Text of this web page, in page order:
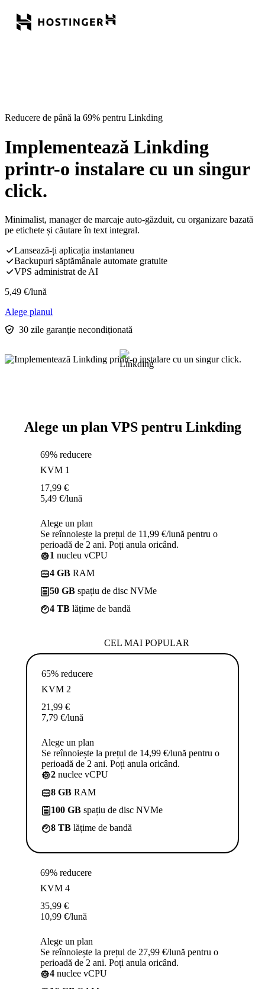
Reducere de până la 69% pentru Linkding
Implementează Linkding
printr-o instalare cu un singur
click.
Minimalist, manager de marcaje auto-găzduit, cu organizare bazată
pe etichete și căutare în text integral.
Lansează-ți aplicația instantaneu
Backupuri săptămânale automate gratuite
VPS administrat de AI
5,49 €/lună
Alege planul
30 zile garanție necondiționată
Alege un plan VPS pentru Linkding
69% reducere
KVM 1
17,99 €
5,49 €/lună
Alege un plan
Se reînnoiește la prețul de 11,99 €/lună pentru o
perioadă de 2 ani. Poți anula oricând.
1 nucleu vCPU
4 GB RAM
50 GB spațiu de disc NVMe
4 TB lățime de bandă
CEL MAI POPULAR
65% reducere
KVM 2
21,99 €
7,79 €/lună
Alege un plan
Se reînnoiește la prețul de 14,99 €/lună pentru o
perioadă de 2 ani. Poți anula oricând.
2 nuclee vCPU
8 GB RAM
100 GB spațiu de disc NVMe
8 TB lățime de bandă
69% reducere
KVM 4
35,99 €
10,99 €/lună
Alege un plan
Se reînnoiește la prețul de 27,99 €/lună pentru o
perioadă de 2 ani. Poți anula oricând.
4 nuclee vCPU